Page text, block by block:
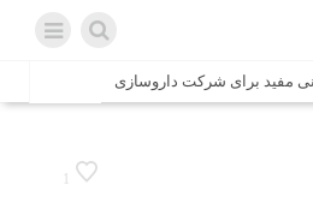
میلیارد تومانی مفید برای شرکت داروسازی
در سفارت ایران در اسلام
1